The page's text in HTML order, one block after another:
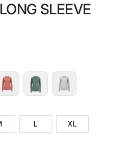
SLEEVE
L XL